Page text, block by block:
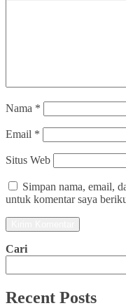
Nama *
Email *
Situs Web
Simpan nama, email,
untuk komentar saya
Cari
Recent Posts